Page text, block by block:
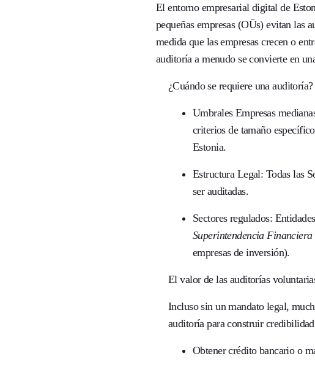
El entorno empresarial digital de
pequeñas empresas (OÜs) evitan las
medida que las empresas crecen o
auditoría a menudo se convierte en
¿Cuándo se requiere una auditoría?
UmbralesEmpresas
criterios de tamaño
Estonia.
Estructura Legal: Todas las
ser auditadas.
Sectores regulados:
Superintendencia Financiera
empresas de inversión).
El valor de las auditorías
Incluso sin un mandato legal,
auditoría para construir credibilidad
Obtener crédito bancario o